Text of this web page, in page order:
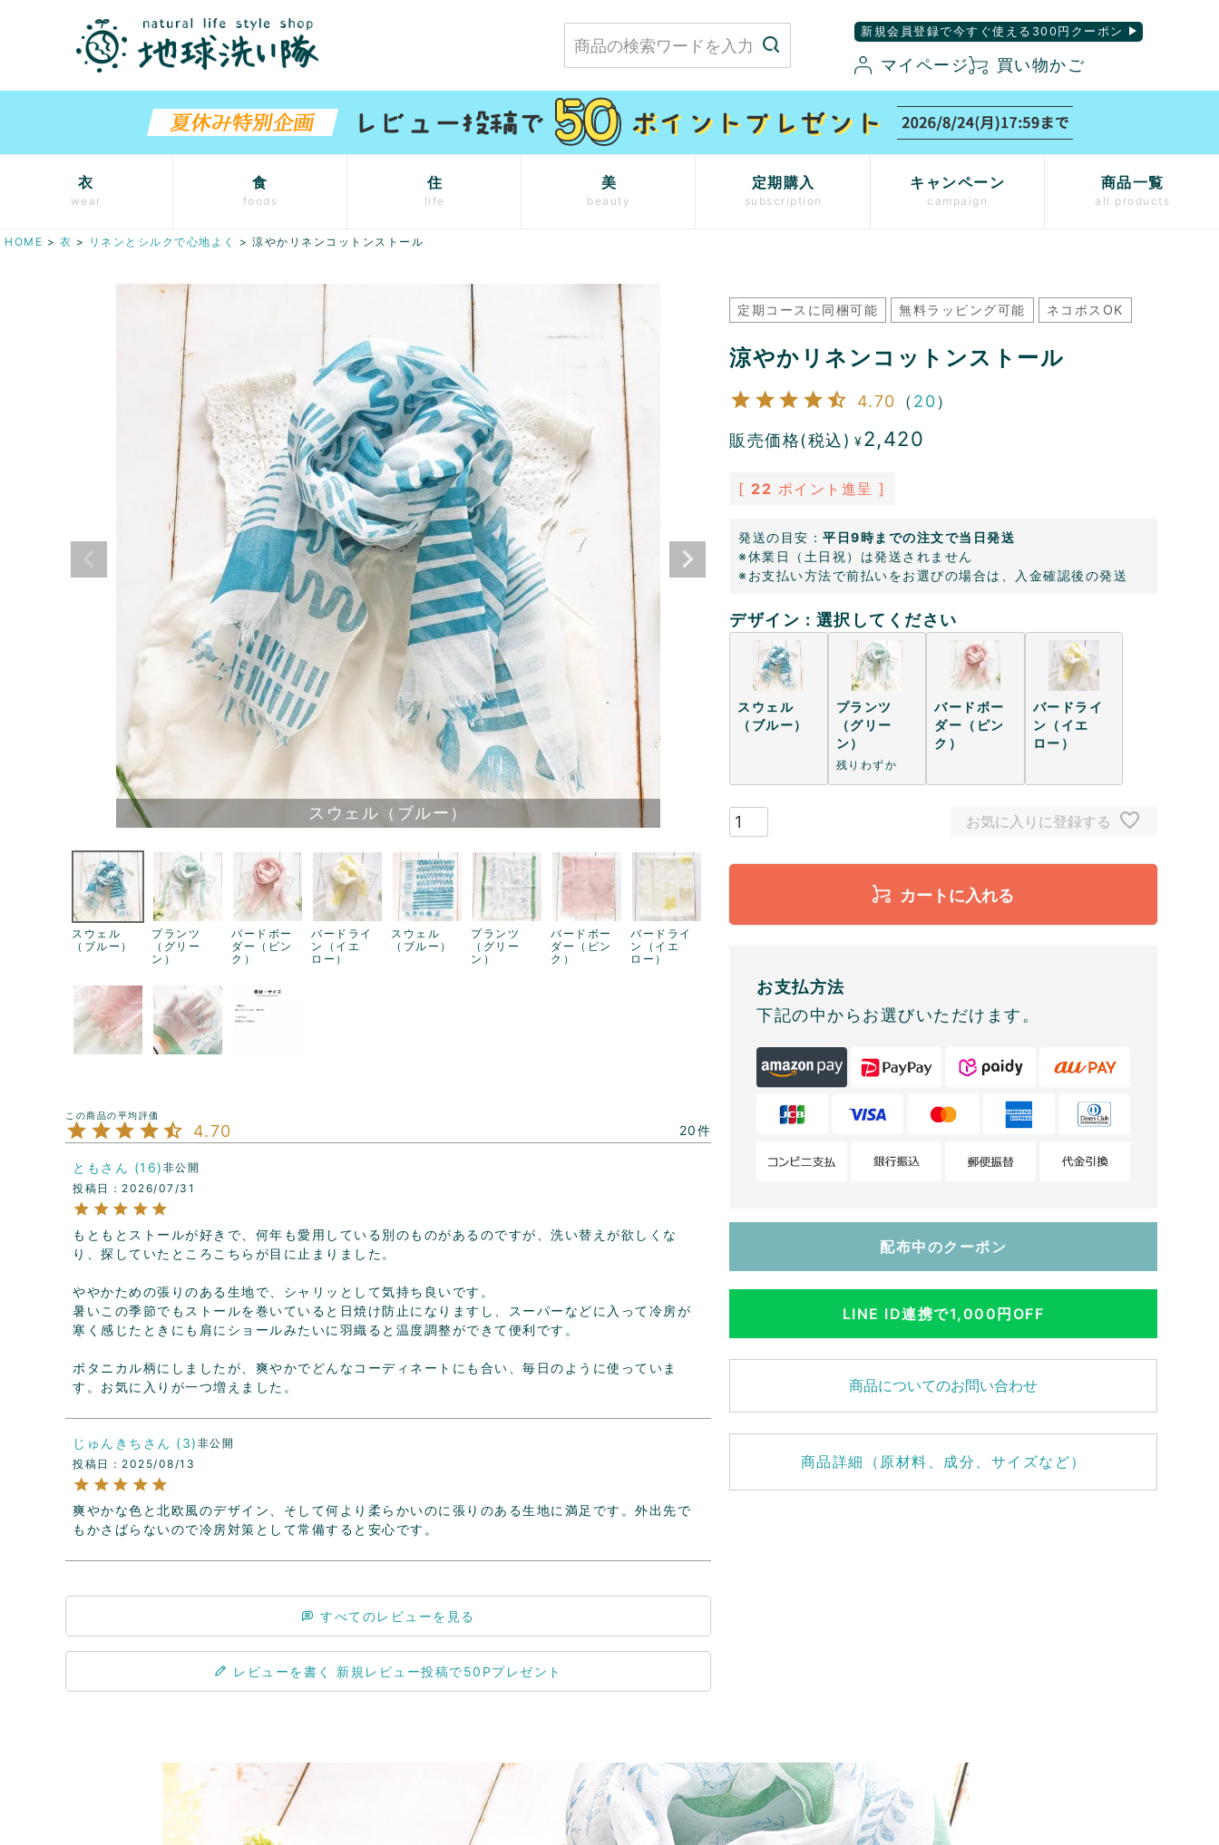
新規会員登録で今すぐ使える300円クーポン
マイページ 買い物かご
衣
wear
食
foods
住
life
美
beauty
定期購入
subscription
キャンペーン
campaign
商品一覧
all products
HOME 衣 リネンとシルクで心地よく 涼やかリネンコットンストール
スウェル（ブルー） プランツ（グリーン）
スウェル
（ブルー）
プランツ
（グリー
ン）
バードボー
ダー（ピン
ク）
バードライ
ン（イエ
ロー）
スウェル
（ブルー）
プランツ
（グリー
ン）
バードボー
ダー（ピン
ク）
バードライ
ン（イエ
ロー）
4.70 20
とも 16 非公開
投稿日
2026/07/31
もともとストールが好きで、何年も愛用している別のものがあるのですが、洗い替えが欲しくな
り、探していたところこちらが目に止まりました。
ややかための張りのある生地で、シャリッとして気持ち良いです。
暑いこの季節でもストールを巻いていると日焼け防止になりますし、スーパーなどに入って冷房が
寒く感じたときにも肩にショールみたいに羽織ると温度調整ができて便利です。
ボタニカル柄にしましたが、爽やかでどんなコーディネートにも合い、毎日のように使っていま
す。お気に入りが一つ増えました。
じゅんきち 3 非公開
投稿日
2025/08/13
爽やかな色と北欧風のデザイン、そして何より柔らかいのに張りのある生地に満足です。外出先で
もかさばらないので冷房対策として常備すると安心です。
すべてのレビューを見る
レビューを書く
定期コースに同梱可能 無料ラッピング可能 ネコポスOK
涼やかリネンコットンストール
4.70 （ 20）
販売価格(税込) ¥2,420
[ 22 ポイント進呈 ]
発送の目安： 平日9時までの注文で当日発送
※休業日（土日祝）は発送されません
※お支払い方法で前払いをお選びの場合は、入金確認後の発送
デザイン 選択してください
スウェル
（ブルー）
プランツ
（グリー
ン）
残りわずか
バードボー
ダー（ピン
ク）
バードライ
ン（イエ
ロー）
お気に入りに登録する
カートに入れる
お支払方法
下記の中からお選びいただけます。
配布中のクーポン
LINE ID連携で1,000円OFF
商品についてのお問い合わせ
商品詳細（原材料、成分、サイズなど）